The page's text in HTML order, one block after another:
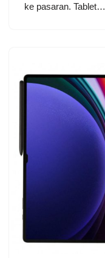
ke pasaran. Tablet…